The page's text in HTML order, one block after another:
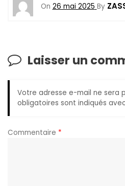
On 26 mai 2025 By
Laisser un
Votre adresse e-mail ne sera
obligatoires sont indiqués
Commentaire *